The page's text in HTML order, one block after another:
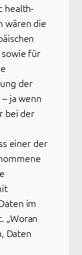
health-
wären die
sowie für
der
ja wenn
bei der
einer der
im
„Woran
Daten